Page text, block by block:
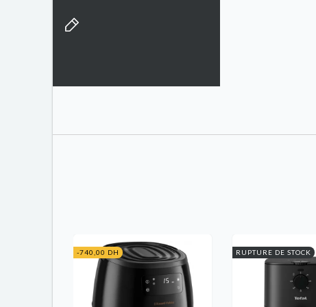
-740,00 DH RUPTURE DE STOCK